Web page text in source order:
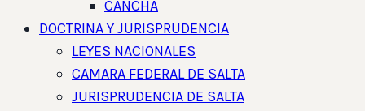
CANCHA
DOCTRINA Y JURISPRUDENCIA
LEYES NACIONALES
CAMARA FEDERAL DE SALTA
JURISPRUDENCIA DE SALTA